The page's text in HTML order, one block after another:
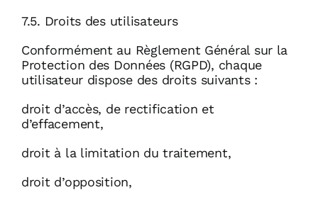
7.5. Droits des utilisateurs
Conformément au Règlement Général sur la
Protection des Données (RGPD), chaque
utilisateur dispose des droits suivants :
droit d’accès, de rectification et
d’effacement,
droit à la limitation du traitement,
droit d’opposition,